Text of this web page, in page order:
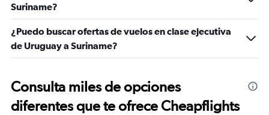
Suriname?
¿Puedo buscar ofertas de vuelos en clase ejecutiva
de Uruguay a Suriname?
Consulta miles de opciones
diferentes que te ofrece Cheapflights